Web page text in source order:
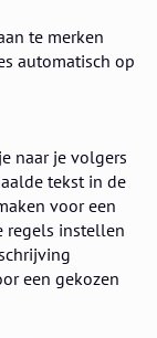
te merken
automatisch op
naar je volgers
tekst in de
voor een
regels instellen
een gekozen